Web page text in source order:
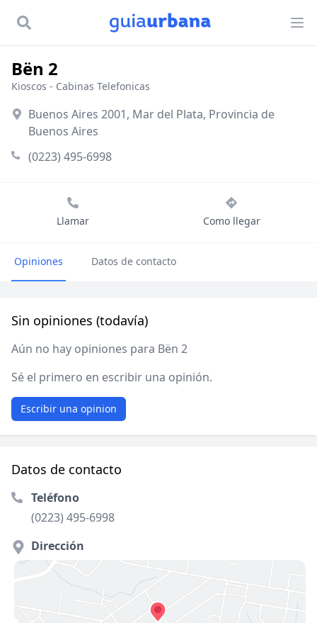
Bën 2
Kioscos - Cabinas Telefonicas
Buenos Aires 2001, Mar del Plata, Provincia de
Buenos Aires
(0223) 495-6998
Llamar Como llegar
Opiniones Datos de contacto
Sin opiniones (todavía)
Aún no hay opiniones para Bën 2
Sé el primero en escribir una opinión.
Escribir una opinion
Datos de contacto
Teléfono
(0223) 495-6998
Dirección